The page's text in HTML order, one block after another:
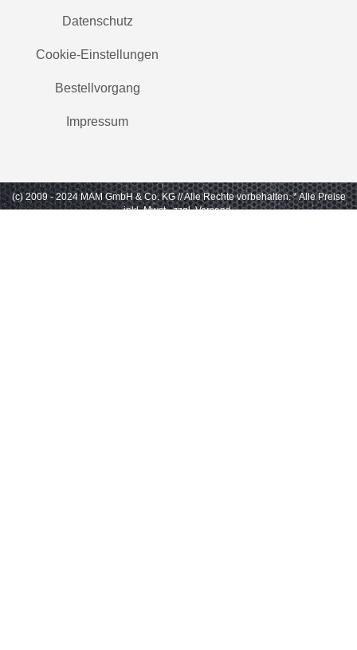
Datenschutz
Cookie-Einstellungen
Bestellvorgang
Impressum
(c) 2009 - 2024 MAM GmbH & Co. KG // Alle Rechte vorbehalten. * Alle Preise
inkl. Mwst., zzgl. Versand.